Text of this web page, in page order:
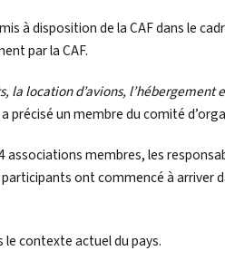
à disposition de la CAF dans le
par la CAF.
location d’avions, l’hébergement
a précisé un membre du comité
associations membres, les
ont commencé à arriver
contexte actuel du pays.